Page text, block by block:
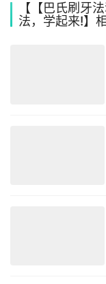
【【巴氏刷牙
法，学起来!】